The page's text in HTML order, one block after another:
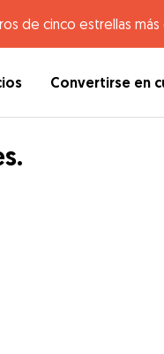
de cinco estrellas
Convertirse en